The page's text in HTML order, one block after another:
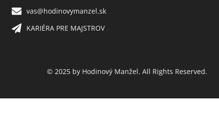
vas@hodinovymanzel.sk​
KARIÉRA PRE MAJSTROV​
© 2025 by Hodinový Manžel. All Rights Reserved.